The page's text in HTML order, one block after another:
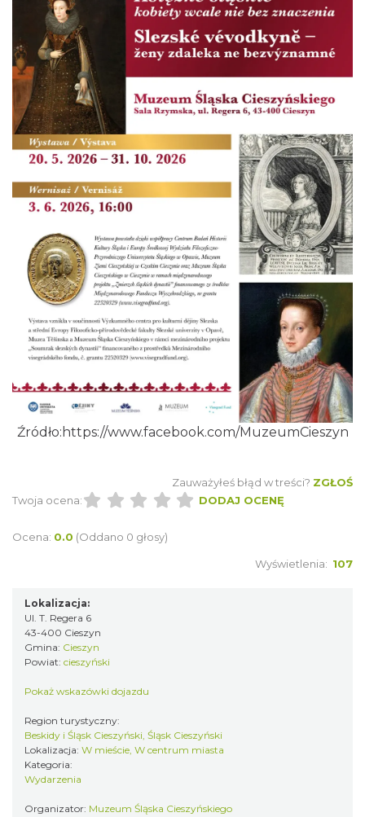
Źródło:https://www.facebook.com/MuzeumCieszyn
Zauważyłeś błąd w treści? ZGŁOŚ
Twoja ocena:
DODAJ OCENĘ
Ocena: 0.0 (Oddano 0 głosy)
Wyświetlenia: 107
Lokalizacja:
Ul. T. Regera 6
43-400 Cieszyn
Gmina: Cieszyn
Powiat: cieszyński
Pokaż wskazówki dojazdu
Region turystyczny:
Beskidy i Śląsk Cieszyński, Śląsk Cieszyński
Lokalizacja: W mieście, W centrum miasta
Kategoria:
Wydarzenia
Organizator: Muzeum Śląska Cieszyńskiego